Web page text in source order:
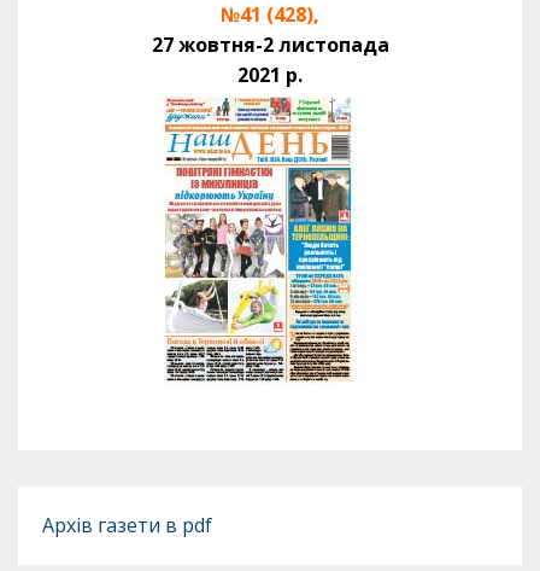
№41 (428),
27 жовтня-2 листопада
2021 р.
Архів газети в pdf